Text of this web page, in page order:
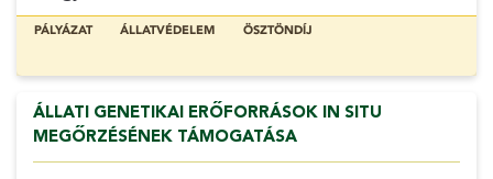
PÁLYÁZAT ÁLLATVÉDELEM ÖSZTÖNDÍJ
ÁLLATI GENETIKAI ERŐFORRÁSOK IN SITU
MEGŐRZÉSÉNEK TÁMOGATÁSA